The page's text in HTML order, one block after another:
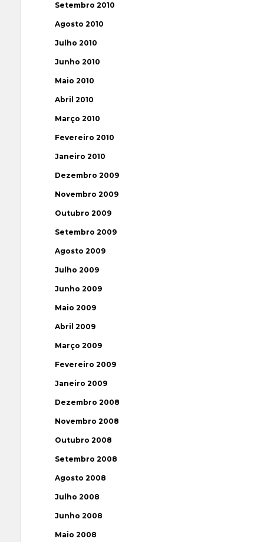
Setembro 2010
Agosto 2010
Julho 2010
Junho 2010
Maio 2010
Abril 2010
Março 2010
Fevereiro 2010
Janeiro 2010
Dezembro 2009
Novembro 2009
Outubro 2009
Setembro 2009
Agosto 2009
Julho 2009
Junho 2009
Maio 2009
Abril 2009
Março 2009
Fevereiro 2009
Janeiro 2009
Dezembro 2008
Novembro 2008
Outubro 2008
Setembro 2008
Agosto 2008
Julho 2008
Junho 2008
Maio 2008